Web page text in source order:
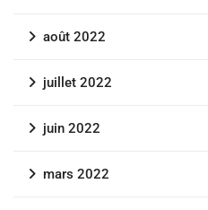
août 2022
juillet 2022
juin 2022
mars 2022